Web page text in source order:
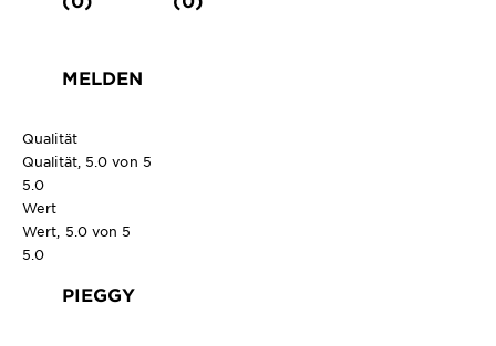
MELDEN
Qualität
Qualität, 5.0 von 5
5.0
Wert
Wert, 5.0 von 5
5.0
PIEGGY